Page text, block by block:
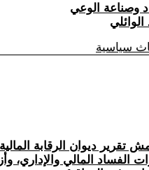
سياسية
تقرير ديوان الرقابة
الفساد المالي والإداري،